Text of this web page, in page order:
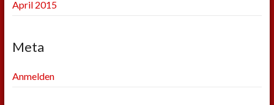
April 2015
Meta
Anmelden